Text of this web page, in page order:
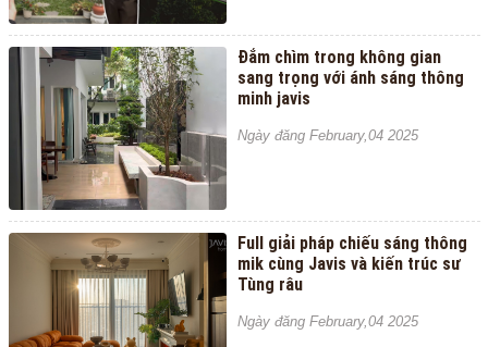
Đắm chìm trong không gian
sang trọng với ánh sáng thông
minh javis
Ngày đăng February,04 2025
Full giải pháp chiếu sáng thông
mik cùng Javis và kiến trúc sư
Tùng râu
Ngày đăng February,04 2025